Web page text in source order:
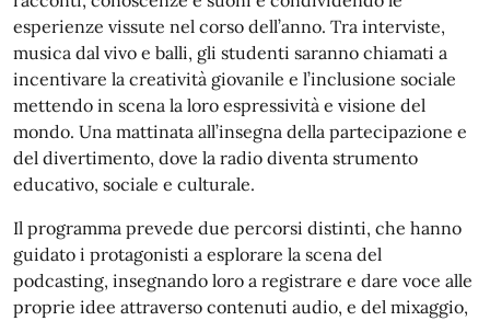
esperienze vissute nel corso dell’anno. Tra interviste,
musica dal vivo e balli, gli studenti saranno chiamati a
incentivare la creatività giovanile e l’inclusione sociale
mettendo in scena la loro espressività e visione del
mondo. Una mattinata all’insegna della partecipazione e
del divertimento, dove la radio diventa strumento
educativo, sociale e culturale.
Il programma prevede due percorsi distinti, che hanno
guidato i protagonisti a esplorare la scena del
podcasting, insegnando loro a registrare e dare voce alle
proprie idee attraverso contenuti audio, e del mixaggio,